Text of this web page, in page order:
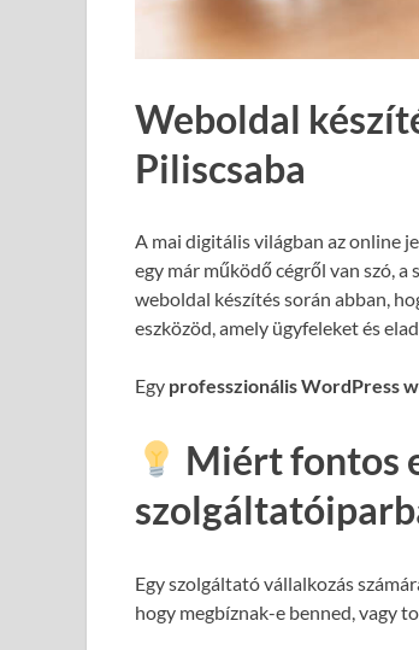
Weboldal
Piliscsaba
A mai digitális világban az online
egy már működő cégről van szó,
weboldal készítés során abban,
eszközöd, amely ügyfeleket és
Egy professzionális WordPress
Miért fontos
Egy szolgáltató vállalkozás
hogy megbíznak-e benned, vagy